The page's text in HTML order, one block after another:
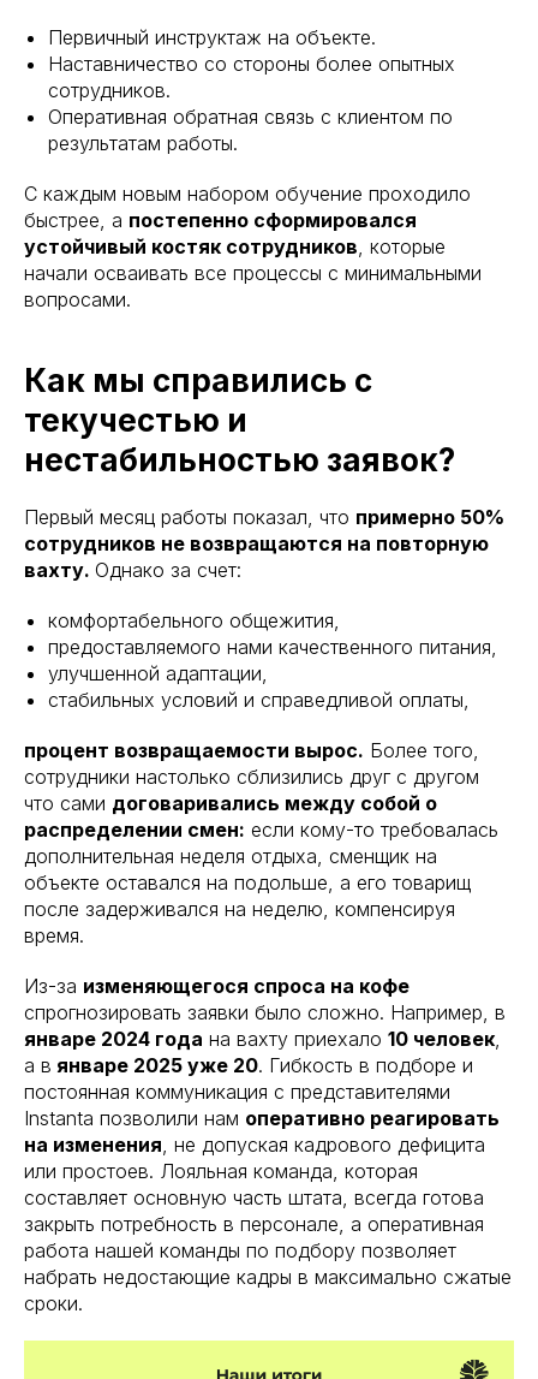
Первичный инструктаж на объекте.
Наставничество со стороны более опытных
сотрудников.
Оперативная обратная связь с клиентом по
результатам работы.
С каждым новым набором обучение проходило
быстрее, а постепенно сформировался
устойчивый костяк сотрудников , которые
начали осваивать все процессы с минимальными
вопросами.
Как мы справились с
текучестью и
нестабильностью заявок?
Первый месяц работы показал, что примерно 50%
сотрудников не возвращаются на повторную
вахту. Однако за счет:
комфортабельного общежития,
предоставляемого нами качественного питания,
улучшенной адаптации,
стабильных условий и справедливой оплаты,
процент возвращаемости вырос. Более того,
сотрудники настолько сблизились друг с другом
что сами договаривались между собой о
распределении смен: если кому-то требовалась
дополнительная неделя отдыха, сменщик на
объекте оставался на подольше, а его товарищ
после задерживался на неделю, компенсируя
время.
Из-за изменяющегося спроса на кофе
спрогнозировать заявки было сложно. Например, в
январе 2024 года на вахту приехало 10 человек
а в январе 2025 уже 20. Гибкость в подборе и
постоянная коммуникация с представителями
Instanta позволили нам оперативно реагировать
на изменения , не допуская кадрового дефицита
или простоев. Лояльная команда, которая
составляет основную часть штата, всегда готова
закрыть потребность в персонале, а оперативная
работа нашей команды по подбору позволяет
набрать недостающие кадры в максимально сжатые
сроки.
легко масштабировать
и низкая текучка
на инфраструктуре